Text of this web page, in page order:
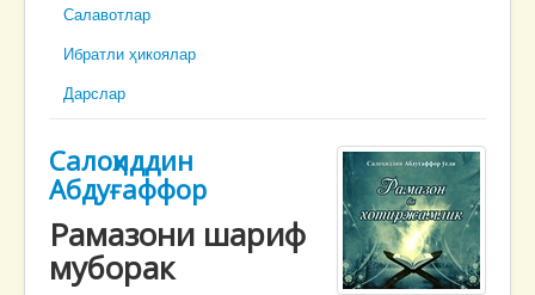
Салавотлар
Ибратли ҳикоялар
Дарслар
Салоҳиддин
Абдуғаффор
Рамазони шариф
муборак